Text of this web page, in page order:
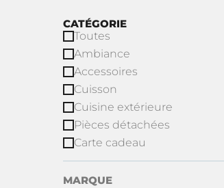
CATÉGORIE
Toutes
Ambiance
Accessoires
Cuisson
Cuisine extérieure
Pièces détachées
Carte cadeau
MARQUE